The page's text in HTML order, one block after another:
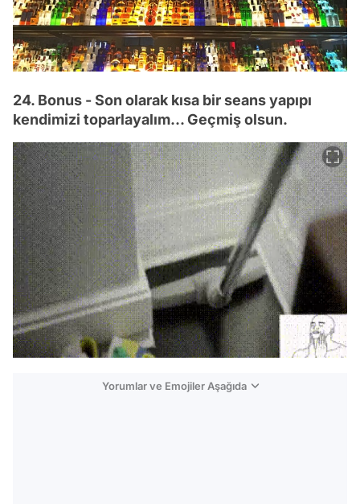
24. Bonus - Son olarak kısa bir seans yapıpı
kendimizi toparlayalım... Geçmiş olsun.
Yorumlar ve Emojiler Aşağıda